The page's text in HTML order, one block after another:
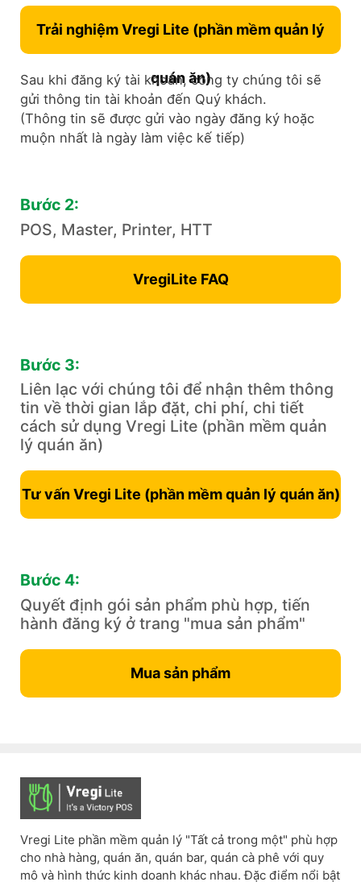
Trải nghiệm Vregi Lite (phần mềm ​quản lý
quán ăn)
Sau khi đăng ký tài khoản, công ty chúng tôi sẽ
gửi thông tin tài khoản đến Quý khách.
(Thông tin sẽ được gửi vào ngày đăng ký hoặc
muộn nhất là ngày làm việc kế tiếp)
Bước 2:
POS, Master, Printer, HTT
VregiLite FAQ
Bước 3:
Liên lạc với chúng tôi để nhận thêm thông
tin về thời gian lắp đặt, chi phí, chi tiết
cách sử dụng Vregi Lite (phần mềm ​quản
lý quán ăn)
Tư vấn Vregi Lite (phần mềm ​quản lý quán ăn)
Bước 4:
Quyết định gói sản phẩm phù hợp, tiến
hành đăng ký ở trang "mua sản phẩm"
Mua sản phẩm
Vregi Lite phần mềm quản lý "Tất cả trong một" phù hợp
cho nhà hàng, quán ăn, quán bar, quán cà phê với quy
mô và hình thức kinh doanh khác nhau. Đặc điểm nổi bật